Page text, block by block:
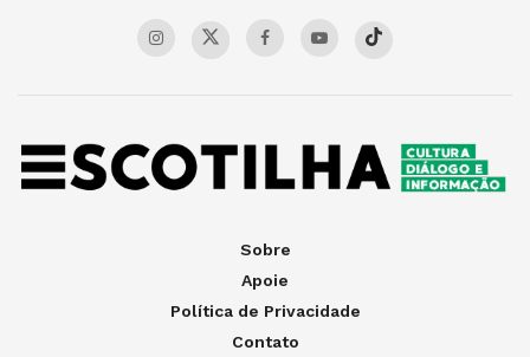
Sobre
Apoie
Política de Privacidade
Contato